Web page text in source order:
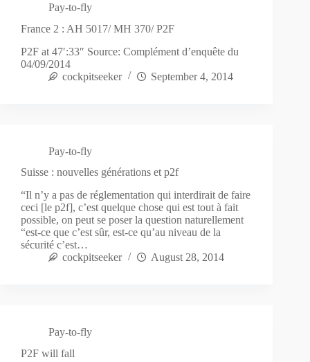
Pay-to-fly
France 2 : AH 5017/ MH 370/ P2F
P2F at 47′:33″ Source: Complément d’enquête du
04/09/2014
cockpitseeker
September 4, 2014
Pay-to-fly
Suisse : nouvelles générations et p2f
“Il n’y a pas de réglementation qui interdirait de faire
ceci [le p2f], c’est quelque chose qui est tout à fait
possible, on peut se poser la question naturellement
“est-ce que c’est sûr, est-ce qu’au niveau de la
sécurité c’est…
cockpitseeker
August 28, 2014
Pay-to-fly
P2F will fall